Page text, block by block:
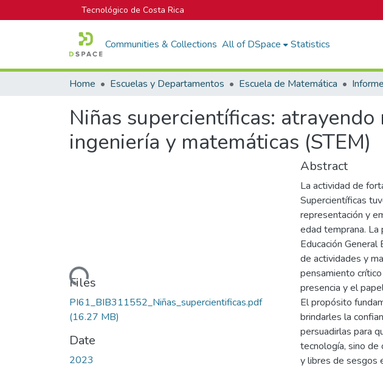
Tecnológico de Costa Rica
Communities & Collections All of DSpace Statistics
Home Escuelas y Departamentos Escuela de Matemática
Niñas supercientíficas:
ingeniería y matemáticas (STEM)
Loading...
Files
PI61_BIB311552_Niñas_supercientificas.pdf
(16.27 MB)
Date
2023
Abstract
La actividad de
Supercientíficas
representación y
edad temprana. La
Educación
de actividades y
pensamiento
presencia y el
El propósito
brindarles la
persuadirlas para
tecnología, sino de
y libres de sesgos